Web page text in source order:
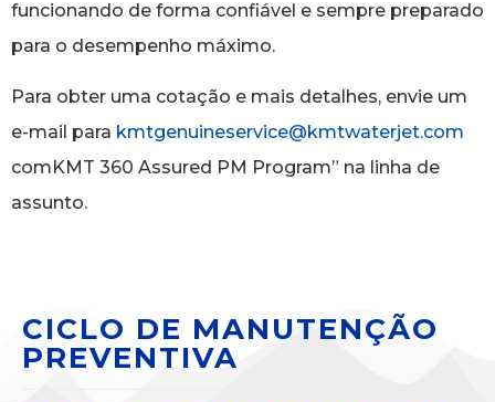
funcionando de forma confiável e sempre preparado
para o desempenho máximo.
Para obter uma cotação e mais detalhes, envie um
e-mail para kmtgenuineservice@kmtwaterjet.com
comKMT 360 Assured PM Program” na linha de
assunto.
CICLO DE MANUTENÇÃO
PREVENTIVA